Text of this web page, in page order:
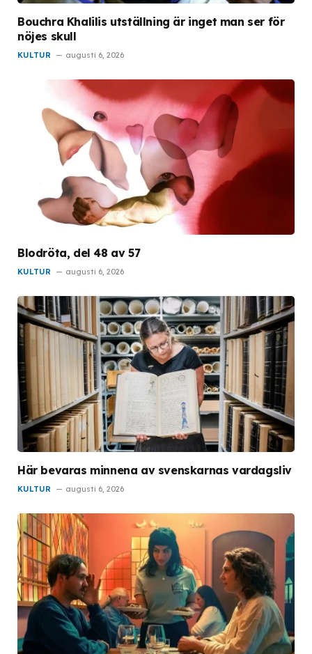
Bouchra Khalilis utställning är inget man ser för
nöjes skull
KULTUR augusti 6, 2026
Blodröta, del 48 av 57
KULTUR augusti 6, 2026
Här bevaras minnena av svenskarnas vardagsliv
KULTUR augusti 6, 2026